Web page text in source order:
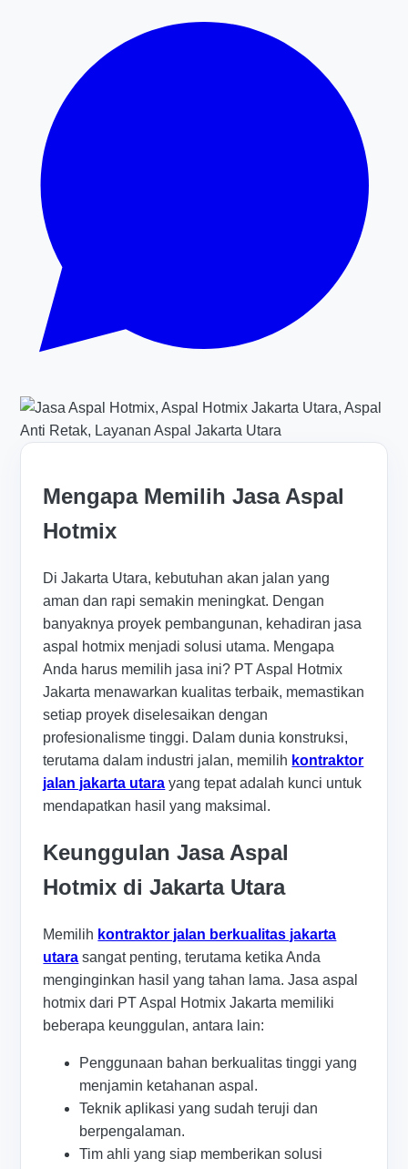
Mengapa Memilih Jasa Aspal
Hotmix
Di Jakarta Utara, kebutuhan akan jalan yang
aman dan rapi semakin meningkat. Dengan
banyaknya proyek pembangunan, kehadiran jasa
aspal hotmix menjadi solusi utama. Mengapa
Anda harus memilih jasa ini? PT Aspal Hotmix
Jakarta menawarkan kualitas terbaik, memastikan
setiap proyek diselesaikan dengan
profesionalisme tinggi. Dalam dunia konstruksi,
terutama dalam industri jalan, memilih kontraktor
jalan jakarta utara yang tepat adalah kunci untuk
mendapatkan hasil yang maksimal.
Keunggulan Jasa Aspal
Hotmix di Jakarta Utara
Memilih kontraktor jalan berkualitas jakarta
utara sangat penting, terutama ketika Anda
menginginkan hasil yang tahan lama. Jasa aspal
hotmix dari PT Aspal Hotmix Jakarta memiliki
beberapa keunggulan, antara lain:
Penggunaan bahan berkualitas tinggi yang
menjamin ketahanan aspal.
Teknik aplikasi yang sudah teruji dan
berpengalaman.
Tim ahli yang siap memberikan solusi